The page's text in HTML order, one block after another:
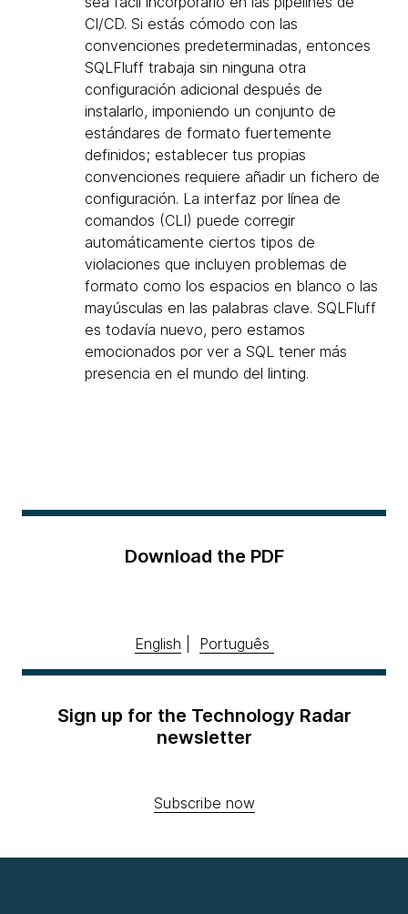
CI/CD. Si estás cómodo con las
convenciones predeterminadas, entonces
SQLFluff trabaja sin ninguna otra
configuración adicional después de
instalarlo, imponiendo un conjunto de
estándares de formato fuertemente
definidos; establecer tus propias
convenciones requiere añadir un fichero de
configuración. La interfaz por línea de
comandos (CLI) puede corregir
automáticamente ciertos tipos de
violaciones que incluyen problemas de
formato como los espacios en blanco o las
mayúsculas en las palabras clave. SQLFluff
es todavía nuevo, pero estamos
emocionados por ver a SQL tener más
presencia en el mundo del linting.
Download the PDF
English Português
Sign up for the Technology Radar
newsletter
Subscribe now